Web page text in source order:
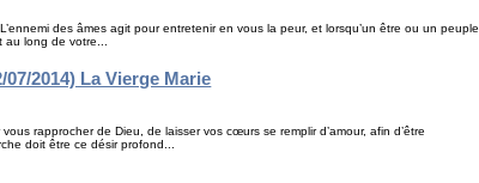
des âmes agit pour entretenir en vous la peur, et lorsqu’un être ou un peuple
au long de votre...
2014) La Vierge Marie
rapprocher de Dieu, de laisser vos cœurs se remplir d’amour, afin d’être
doit être ce désir profond...